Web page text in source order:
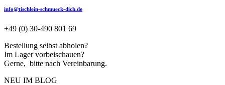
info@tischlein-schmueck-dich.de
+49 (0) 30-490 801 69
Bestellung selbst abholen?
Im Lager vorbeischauen?
Gerne, bitte nach Vereinbarung.
NEU IM BLOG